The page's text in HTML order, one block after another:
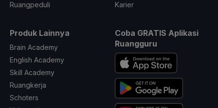
Ruangpeduli
Karier
Produk Lainnya
Brain Academy
English Academy
Skill Academy
Ruangkerja
Schoters
Coba GRATIS Aplikasi
Ruangguru